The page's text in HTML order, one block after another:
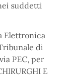
suddetti
Elettronica
di
PEC, per
E